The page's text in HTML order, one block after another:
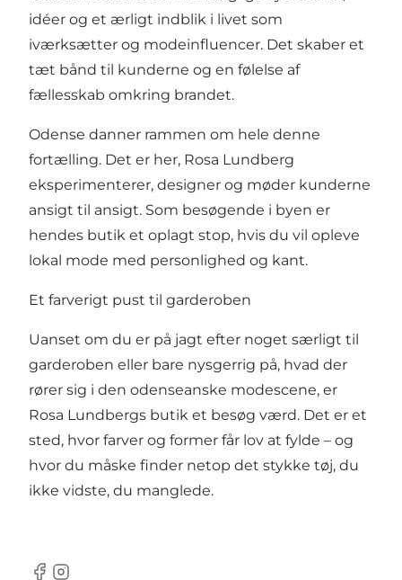
idéer og et ærligt indblik i livet som
iværksætter og modeinfluencer. Det skaber et
tæt bånd til kunderne og en følelse af
fællesskab omkring brandet.
Odense danner rammen om hele denne
fortælling. Det er her, Rosa Lundberg
eksperimenterer, designer og møder kunderne
ansigt til ansigt. Som besøgende i byen er
hendes butik et oplagt stop, hvis du vil opleve
lokal mode med personlighed og kant.
Et farverigt pust til garderoben
Uanset om du er på jagt efter noget særligt til
garderoben eller bare nysgerrig på, hvad der
rører sig i den odenseanske modescene, er
Rosa Lundbergs butik et besøg værd. Det er et
sted, hvor farver og former får lov at fylde – og
hvor du måske finder netop det stykke tøj, du
ikke vidste, du manglede.